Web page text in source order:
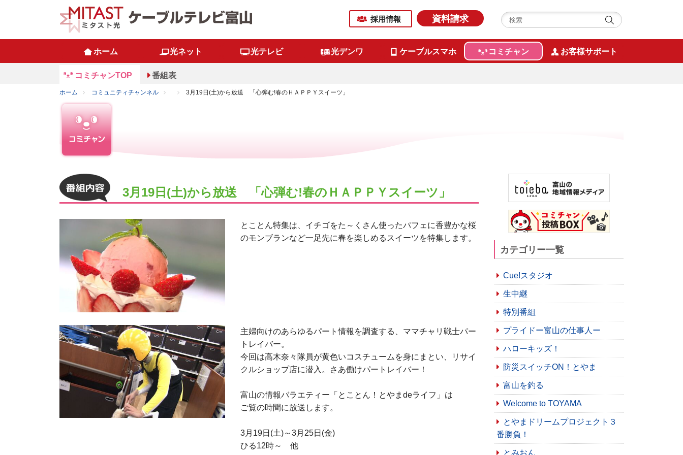
採用情報 資料請求
ホーム 光ネット 光テレビ 光デンワ ケーブルスマホ コミチャン お客様サポート
コミチャンTOP 番組表
ホーム コミュニティチャンネル 3月19日(土)から放送 「心弾む!春のＨＡＰＰＹスイーツ」
3月19日(土)から放送 「心弾む!春のＨＡＰＰＹスイーツ」
とことん特集は、イチゴをた～くさん使ったパフェに香豊かな桜
のモンブランなど一足先に春を楽しめるスイーツを特集します。
主婦向けのあらゆるパート情報を調査する、ママチャリ戦士パー
トレイバー。
今回は高木奈々隊員が黄色いコスチュームを身にまとい、リサイ
クルショップ店に潜入。さあ働けパートレイバー！
富山の情報バラエティー「とことん！とやまdeライフ」は
ご覧の時間に放送します。
3月19日(土)～3月25日(金)
ひる12時～ 他
カテゴリー一覧
Cue!スタジオ
生中継
特別番組
プライドー富山の仕事人ー
ハローキッズ！
防災スイッチON！とやま
富山を釣る
Welcome to TOYAMA
とやまドリームプロジェクト３
番勝負！
とみおん